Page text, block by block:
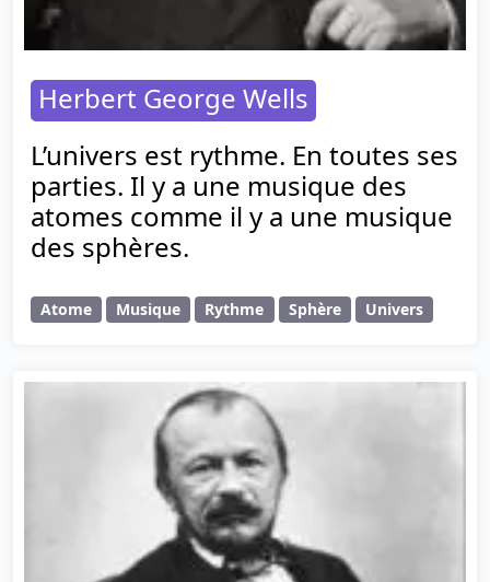
Herbert George Wells
L’univers est rythme. En toutes ses
parties. Il y a une musique des
atomes comme il y a une musique
des sphères.
Atome Musique Rythme Sphère Univers